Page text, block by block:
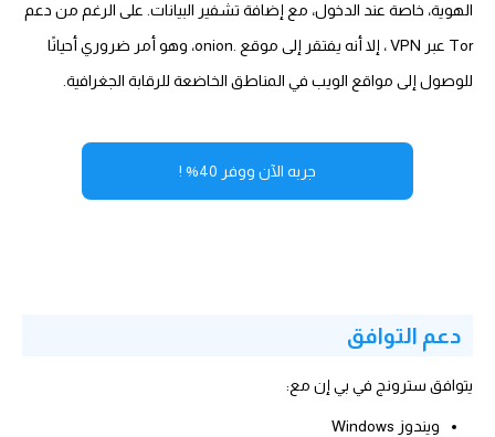
الهوية، خاصة عند الدخول، مع إضافة تشفير البيانات. على الرغم من دعم
Tor عبر VPN ، إلا أنه يفتقر إلى موقع .onion، وهو أمر ضروري أحيانًا
للوصول إلى مواقع الويب في المناطق الخاضعة للرقابة الجغرافية.
جربه الآن ووفر 40% !
دعم التوافق
يتوافق سترونج في بي إن مع:
ويندوز Windows